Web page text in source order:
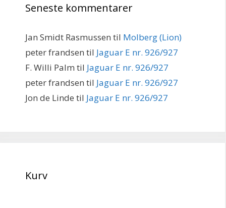
Seneste kommentarer
Jan Smidt Rasmussen til Molberg (Lion)
peter frandsen til Jaguar E nr. 926/927
F. Willi Palm til Jaguar E nr. 926/927
peter frandsen til Jaguar E nr. 926/927
Jon de Linde til Jaguar E nr. 926/927
Kurv